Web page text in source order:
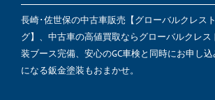
長崎･佐世保の中古車販売【グローバルクレス
グ】、中古車の高値買取ならグローバルクレ
装ブース完備、安心のGC車検と同時にお申し込
になる鈑金塗装もおまかせ。